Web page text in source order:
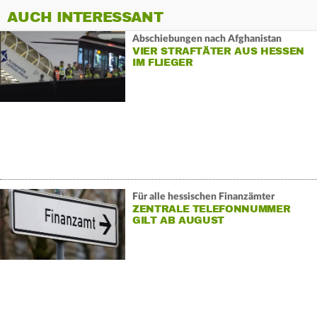
AUCH INTERESSANT
Abschiebungen nach Afghanistan
VIER STRAFTÄTER AUS HESSEN
IM FLIEGER
Für alle hessischen Finanzämter
ZENTRALE TELEFONNUMMER
GILT AB AUGUST